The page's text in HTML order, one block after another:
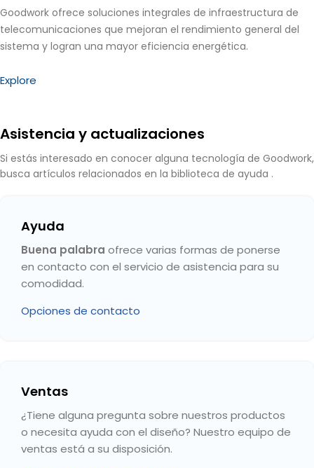
Goodwork ofrece soluciones integrales de infraestructura de
telecomunicaciones que mejoran el rendimiento general del
sistema y logran una mayor eficiencia energética.
Explore
Asistencia y actualizaciones
Si estás interesado en conocer alguna tecnología de Goodwork,
busca artículos relacionados en la biblioteca de ayuda .
Ayuda
Buena palabra ofrece varias formas de ponerse
en contacto con el servicio de asistencia para su
comodidad.
Opciones de contacto
Ventas
¿Tiene alguna pregunta sobre nuestros productos
o necesita ayuda con el diseño? Nuestro equipo de
ventas está a su disposición.